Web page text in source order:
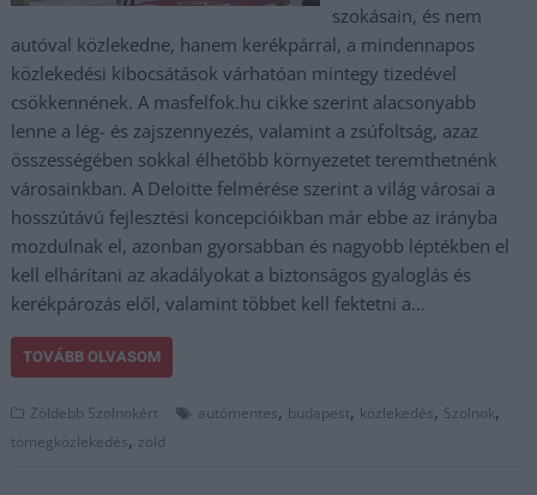
szokásain, és nem
autóval közlekedne, hanem kerékpárral, a mindennapos
közlekedési kibocsátások várhatóan mintegy tizedével
csökkennének. A masfelfok.hu cikke szerint alacsonyabb
lenne a lég- és zajszennyezés, valamint a zsúfoltság, azaz
összességében sokkal élhetőbb környezetet teremthetnénk
városainkban. A Deloitte felmérése szerint a világ városai a
hosszútávú fejlesztési koncepcióikban már ebbe az irányba
mozdulnak el, azonban gyorsabban és nagyobb léptékben el
kell elhárítani az akadályokat a biztonságos gyaloglás és
kerékpározás elől, valamint többet kell fektetni a…
TOVÁBB OLVASOM
Zöldebb Szolnokért autómentes, budapest, közlekedés, Szolnok,
tömegközlekedés, zöld